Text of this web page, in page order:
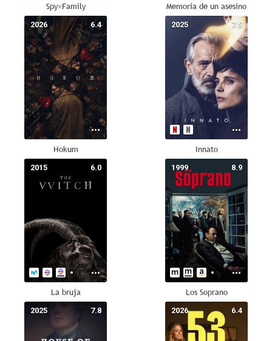
Spy×Family Memoria de un asesino
6.4
2026
Hokum
7.5
2025
Innato
6.0
2015
La bruja
8.9
1999
Los Soprano
7.8
2025 6.4
2026